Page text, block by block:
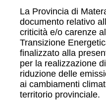
La Provincia di
documento relativo
criticità e/o carenze
Transizione
finalizzato alla
per la realizzazione
riduzione delle
ai cambiamenti
territorio provinciale.